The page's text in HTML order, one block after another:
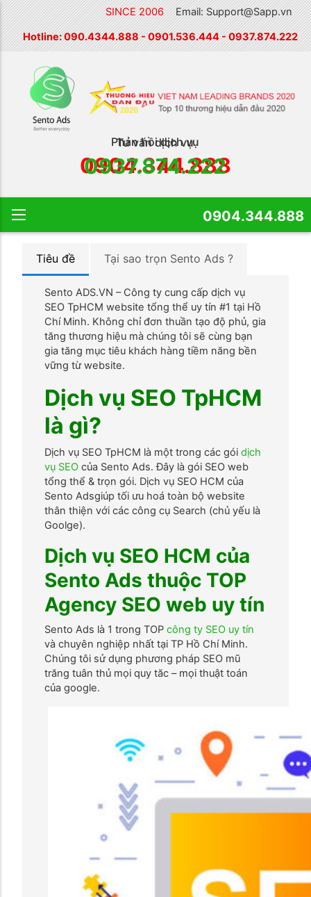
SINCE 2006
Email: Support@Sapp.vn
Hotline:090.4344.888-0901.536.444-0937.874.222
Phản hồi dịch vụ
0904.344.888
Tư vấn dịch vụ
0937.874.222
0904.344.888
Tiêu đề Tại sao trọn Sento Ads ?
Sento ADS.VN – Công ty cung cấp dịch vụ
SEO TpHCM website tổng thể uy tín #1 tại Hồ
Chí Minh. Không chỉ đơn thuần tạo độ phủ, gia
tăng thương hiệu mà chúng tôi sẽ cùng bạn
gia tăng mục tiêu khách hàng tiềm năng bền
vững từ website.
Dịch vụ SEO TpHCM
là gì?
Dịch vụ SEO TpHCM là một trong các góidịch
vụ SEO của Sento Ads. Đây là gói SEO web
tổng thể & trọn gói. Dịch vụ SEO HCM của
Sento Adsgiúp tối ưu hoá toàn bộ website
thân thiện với các công cụ Search (chủ yếu là
Goolge).
Dịch vụ SEO HCM của
Sento Ads thuộc TOP
Agency SEO web uy tín
Sento Ads là 1 trong TOPcông ty SEO uy tín
và chuyên nghiệp nhất tại TP Hồ Chí Minh.
Chúng tôi sử dụng phương pháp SEO mũ
trăng tuân thủ mọi quy tăc – mọi thuật toán
của google.